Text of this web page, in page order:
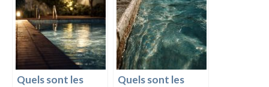
Quels sont les
Quels sont les